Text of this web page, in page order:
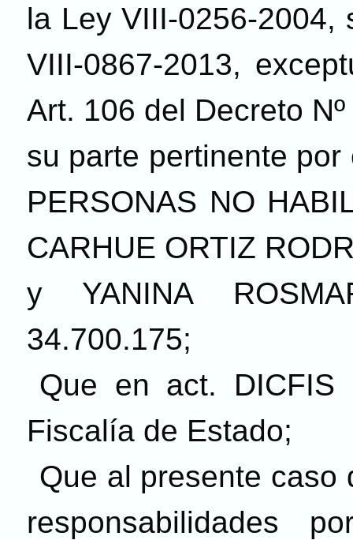
la Ley VIII-0256-2004,
VIII-0867-2013,
Art. 106 del Decreto
su parte pertinente por
PERSONAS NO
CARHUE ORTIZ
y YANINA
34.700.175;
Que en act. DICFIS
Fiscalía de Estado;
Que al presente caso
responsabilidades